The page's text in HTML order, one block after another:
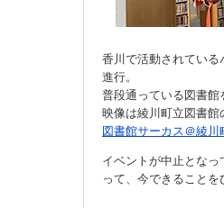
香川で活動されている
進行。
普段通っている図書館
映像は綾川町立図書館
図書館サーカス＠綾
イベントが中止とな
って、今できることを